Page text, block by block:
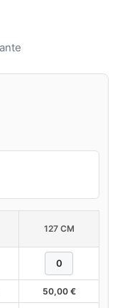
127 CM
50,00 €